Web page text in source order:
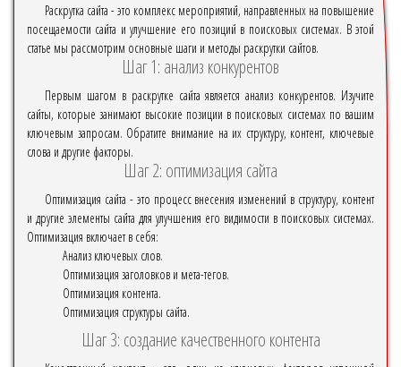
Раскрутка сайта - это комплекс мероприятий, направленных на повышение
посещаемости сайта и улучшение его позиций в поисковых системах. В этой
статье мы рассмотрим основные шаги и методы раскрутки сайтов.
Шаг 1: анализ конкурентов
Первым шагом в раскрутке сайта является анализ конкурентов. Изучите
сайты, которые занимают высокие позиции в поисковых системах по вашим
ключевым запросам. Обратите внимание на их структуру, контент, ключевые
слова и другие факторы.
Шаг 2: оптимизация сайта
Оптимизация сайта - это процесс внесения изменений в структуру, контент
и другие элементы сайта для улучшения его видимости в поисковых системах.
Оптимизация включает в себя:
Анализ ключевых слов.
Оптимизация заголовков и мета-тегов.
Оптимизация контента.
Оптимизация структуры сайта.
Шаг 3: создание качественного контента